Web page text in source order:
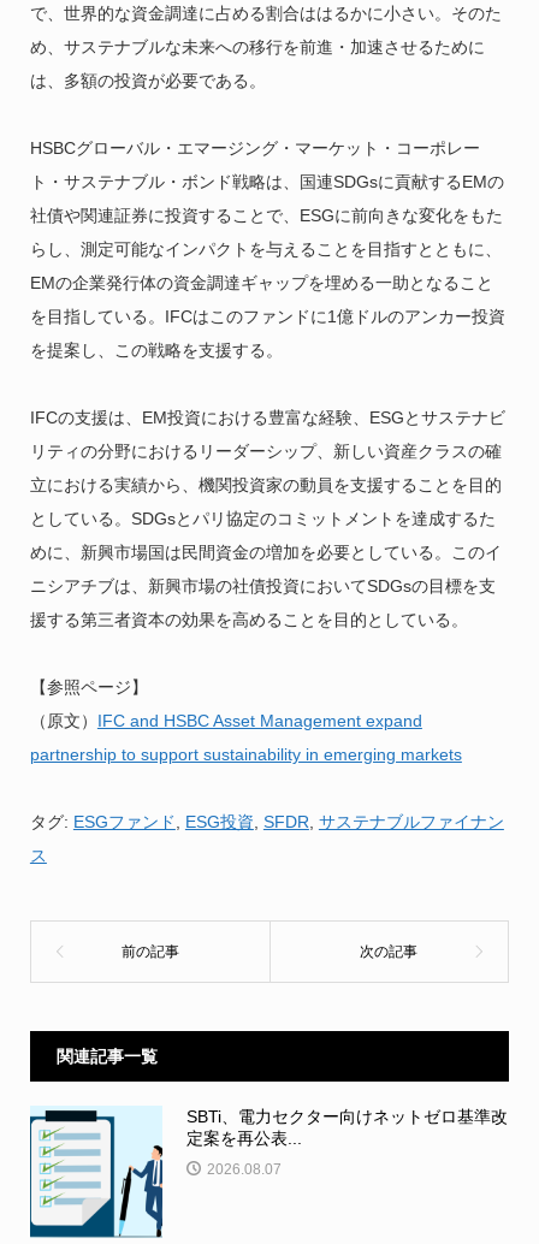
で、世界的な資金調達に占める割合ははるかに小さい。そのた
め、サステナブルな未来への移行を前進・加速させるために
は、多額の投資が必要である。
HSBCグローバル・エマージング・マーケット・コーポレー
ト・サステナブル・ボンド戦略は、国連SDGsに貢献するEMの
社債や関連証券に投資することで、ESGに前向きな変化をもた
らし、測定可能なインパクトを与えることを目指すとともに、
EMの企業発行体の資金調達ギャップを埋める一助となること
を目指している。IFCはこのファンドに1億ドルのアンカー投資
を提案し、この戦略を支援する。
IFCの支援は、EM投資における豊富な経験、ESGとサステナビ
リティの分野におけるリーダーシップ、新しい資産クラスの確
立における実績から、機関投資家の動員を支援することを目的
としている。SDGsとパリ協定のコミットメントを達成するた
めに、新興市場国は民間資金の増加を必要としている。このイ
ニシアチブは、新興市場の社債投資においてSDGsの目標を支
援する第三者資本の効果を高めることを目的としている。
【参照ページ】
（原文） IFC and HSBC Asset Management expand
partnership to support sustainability in emerging markets
タグ: ESGファンド ESG投資 SFDR サステナブルファイナン
ス
関連記事一覧
SBTi、電力セクター向けネットゼロ基準改
定案を再公表...
2026.08.07